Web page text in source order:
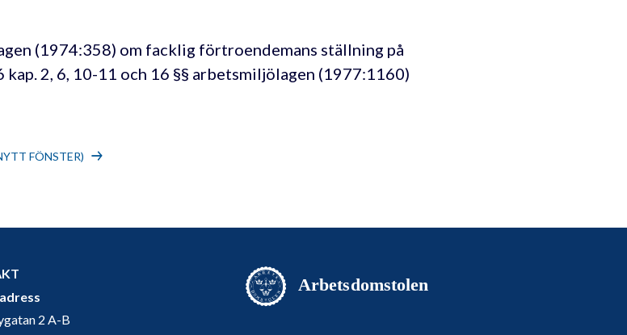
(1974:358) om facklig förtroendemans ställning på
kap. 2, 6, 10-11 och 16 §§ arbetsmiljölagen (1977:1160)
FÖNSTER)
2 A-B